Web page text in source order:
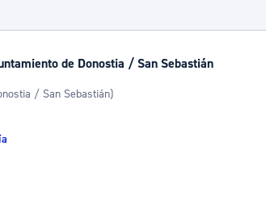
de Donostia / San Sebastián
/ San Sebastián)